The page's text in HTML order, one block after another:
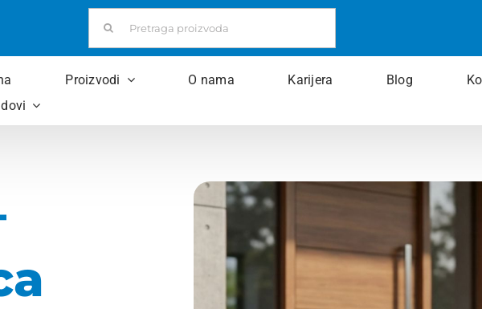
Pretraži:
Proizvodi O nama Karijera Blog